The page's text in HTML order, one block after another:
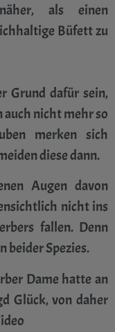
als einen
Büfett zu
Grund dafür sein,
nicht mehr so
merken sich
diese dann.
Augen davon
nicht ins
fallen. Denn
beider Spezies.
Dame hatte an
Glück, von daher